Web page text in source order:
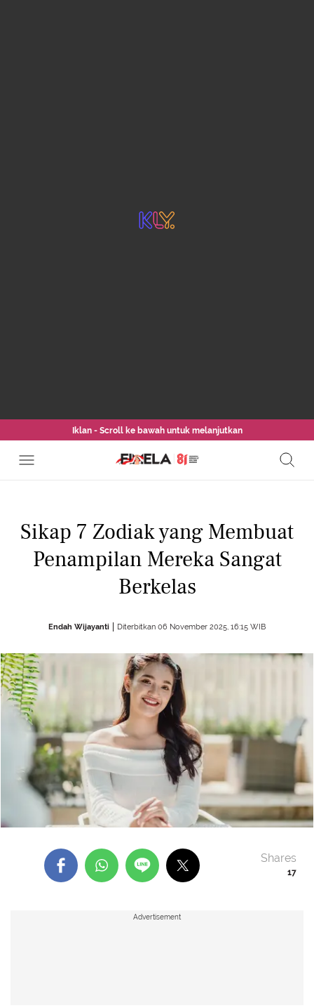
Iklan - Scroll ke bawah untuk melanjutkan
Sikap 7 Zodiak yang Membuat
Penampilan Mereka Sangat
Berkelas
Endah Wijayanti Diterbitkan 06 November 2025, 16:15 WIB
17
Shares
Advertisement